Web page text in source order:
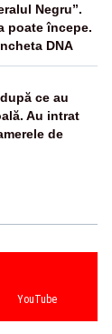
Negru”.
poate începe.
DNA
ce au
Au intrat
de
YouTube